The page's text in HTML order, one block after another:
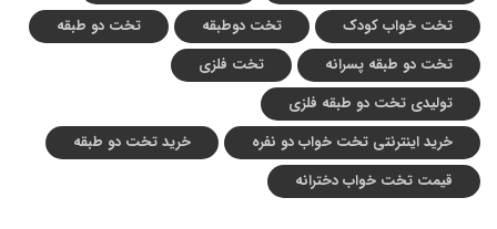
تخت خواب کودک
تخت دوطبقه
تخت دو طبقه
تخت دو طبقه پسرانه
تخت فلزی
تولیدی تخت دو طبقه فلزی
خرید اینترنتی تخت خواب دو نفره
خرید تخت دو طبقه
قیمت تخت خواب دخترانه